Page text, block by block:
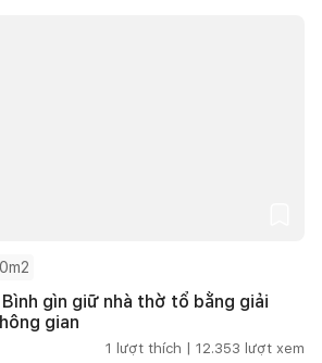
gìn giữ nhà thờ tổ bằng giải
gian
1 lượt thích | 12.353 lượt xem